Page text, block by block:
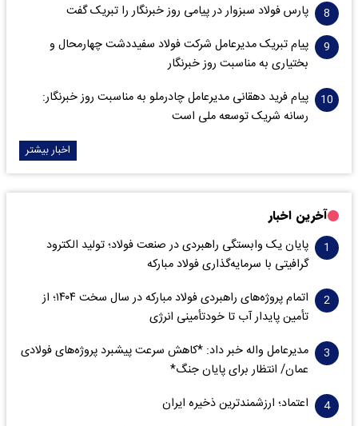
پارس فولاد سبزوار در پیامی روز خبرنگار را تبریک گفت
پیام تبریک مدیرعامل شرکت فولاد سفیددشت چهارمحال و
بختیاری به مناسبت روز خبرنگار
پیام فرید دهقانی مدیرعامل چادرملو به مناسبت روز خبرنگار:
رسانه شریک توسعه ملی است
اخبار بیشتر
آخرین اخبار
پایان یک وابستگی راهبردی در صنعت فولاد؛ تولید الکترود
گرافیتی با سرمایه‌گذاری فولاد مبارکه
اتمام پروژه‌های راهبردی فولاد مبارکه در سال سخت ۱۴۰۴؛ از
تأمین پایدار آب تا خودتأمینی انرژی
مدیرعامل واله خبر داد: *کاهش سرعت پیشبرد پروژه‌های فولادی
عمان/ انتظار برای پایان جنگ*
اعتماد؛ ارزشمندترین ذخیره ایران